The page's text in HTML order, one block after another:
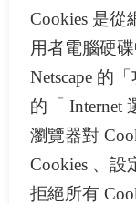
Cookies 是從
用者電腦硬
Netscape 的
的「 Internet
瀏覽器對
Cookies 、設
拒絕所有